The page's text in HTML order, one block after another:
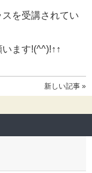
を受講されてい
ます!(^^)!↑↑
新しい記事 »